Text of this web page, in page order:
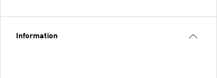
Information